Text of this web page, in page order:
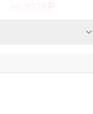
2376 ₽